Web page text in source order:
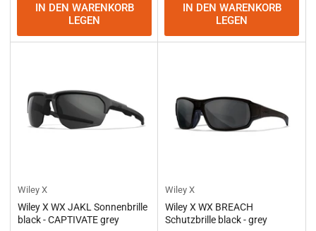
IN DEN WARENKORB
LEGEN
IN DEN WARENKORB
LEGEN
Wiley X
Wiley X WX JAKL Sonnenbrille
black - CAPTIVATE grey
Wiley X
Wiley X WX BREACH
Schutzbrille black - grey